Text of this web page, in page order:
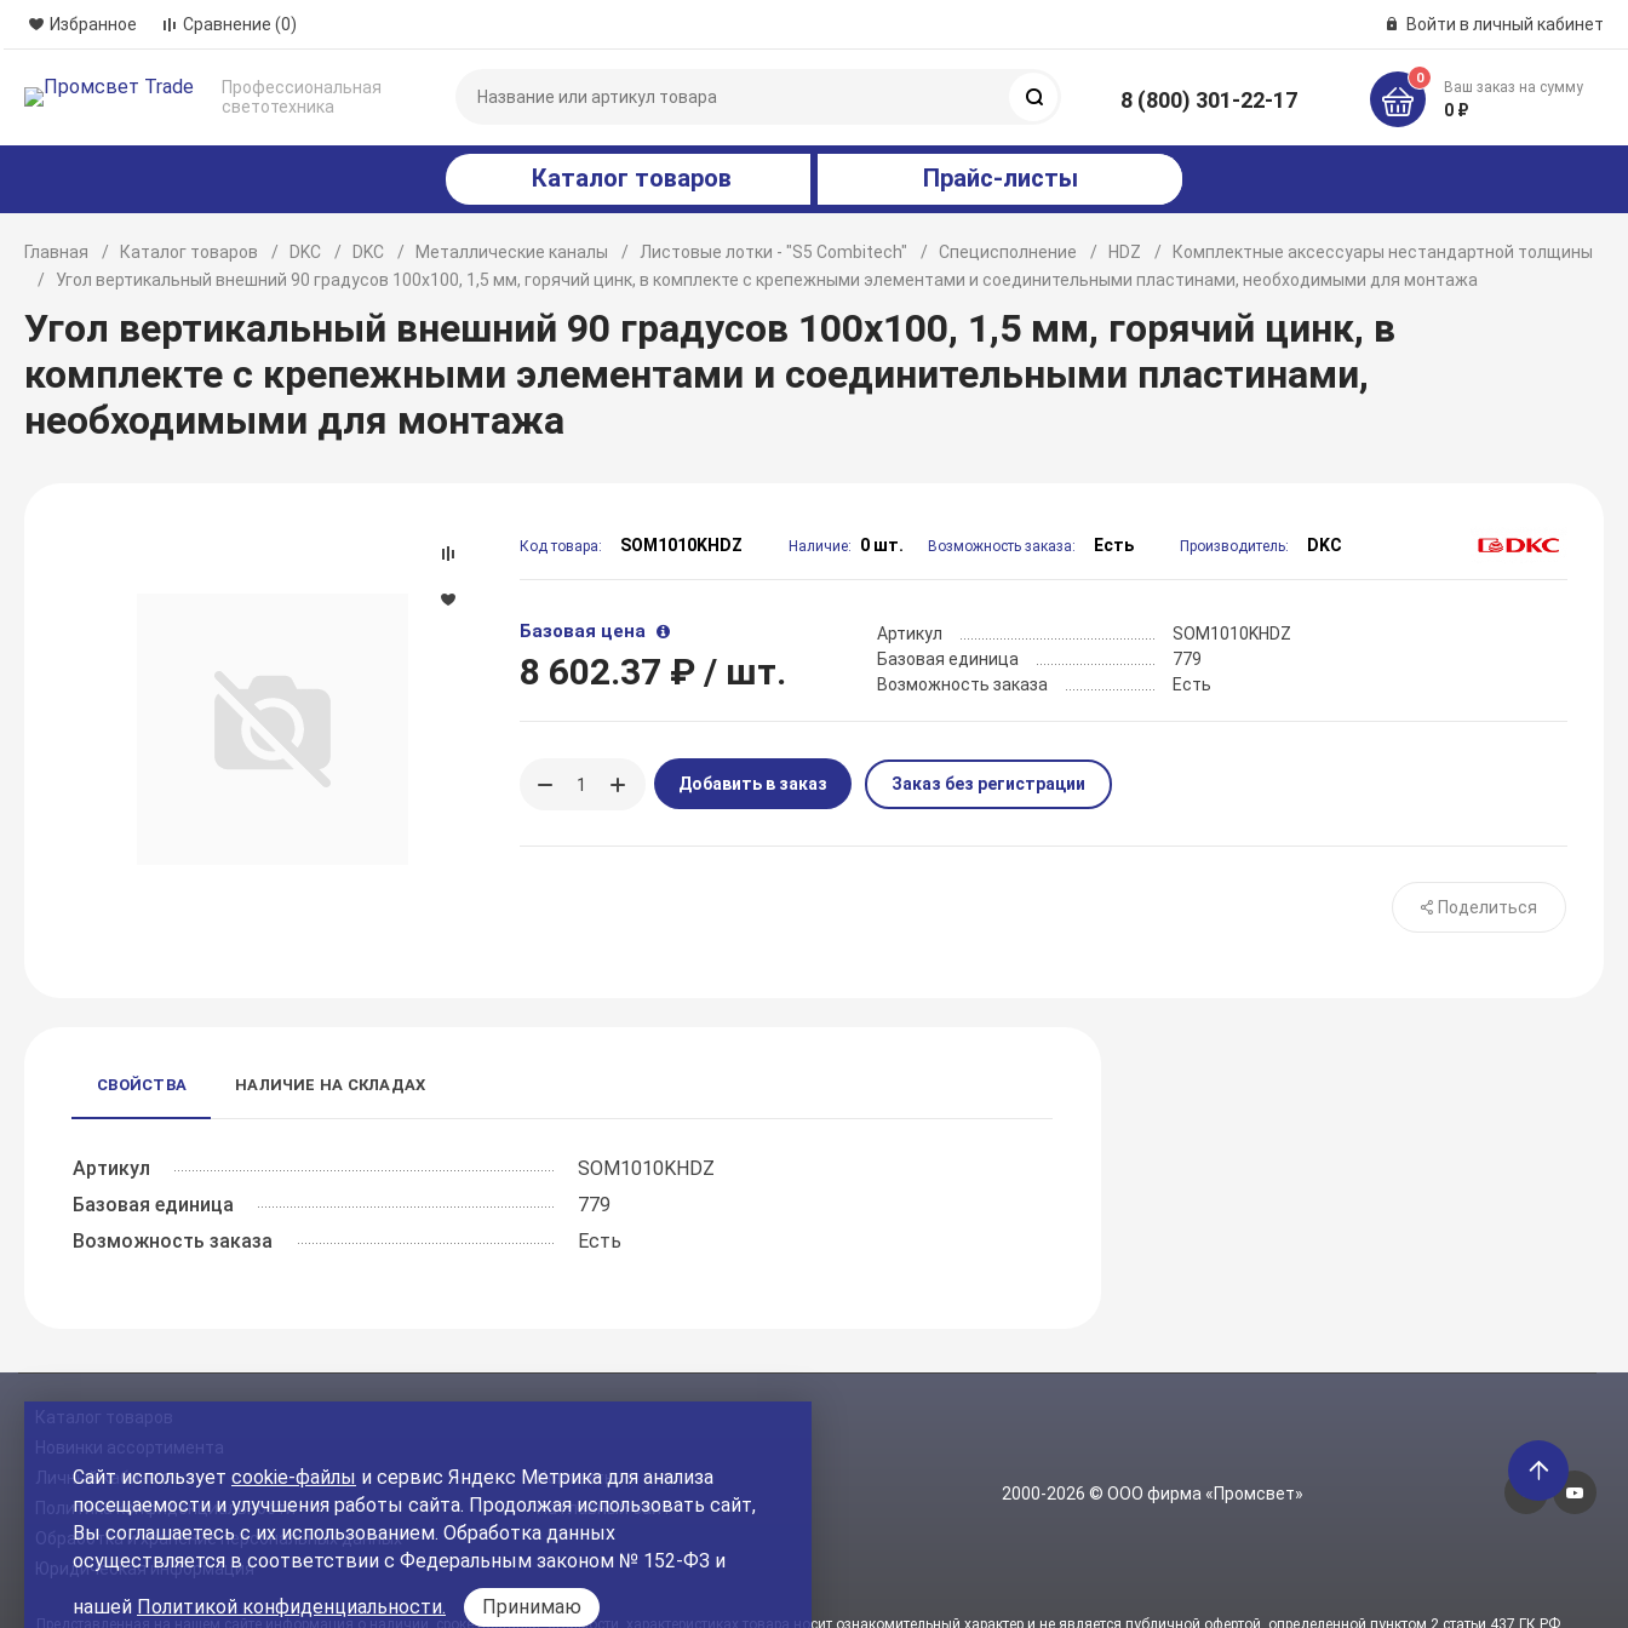
Избранное Сравнение (0) Войти в личный кабинет
Профессиональная
светотехника
8 (800) 301-22-17
0
Ваш заказ на сумму
0 ₽
Каталог товаров Прайс-листы
Главная Каталог товаров DKC DKC Металлические каналы Листовые лотки - "S5 Combitech" Специсполнение HDZ
Комплектные аксессуары нестандартной толщины
Угол вертикальный внешний 90 градусов 100х100, 1,5 мм, горячий цинк, в комплекте с крепежными элементами и соединительными пластинами, необходимыми для монтажа
Угол вертикальный внешний 90 градусов 100х100, 1,5 мм, горячий цинк, в
комплекте с крепежными элементами и соединительными пластинами,
необходимыми для монтажа
Код товара: SOM1010KHDZ Наличие: 0 шт. Возможность заказа: Есть Производитель: DKC
Базовая цена
8 602.37 ₽ / шт.
Артикул
SOM1010KHDZ
Базовая единица
779
Возможность заказа
Есть
Добавить в заказ Заказ без регистрации
Поделиться
СВОЙСТВА НАЛИЧИЕ НА СКЛАДАХ
Артикул
SOM1010KHDZ
Базовая единица
779
Возможность заказа
Есть
Каталог товаров
Новинки ассортимента
Личный кабинет
Политика конфиденциальности
Обработка и хранение персональных данных
Юридическая информация
Контакты
На главный сайт
2000-2026 © ООО фирма «Промсвет»
Сайт использует cookie-файлы и сервис Яндекс Метрика для анализа
посещаемости и улучшения работы сайта. Продолжая использовать сайт,
Вы соглашаетесь с их использованием. Обработка данных
осуществляется в соответствии с Федеральным законом № 152-ФЗ и
нашей Политикой конфиденциальности. Принимаю